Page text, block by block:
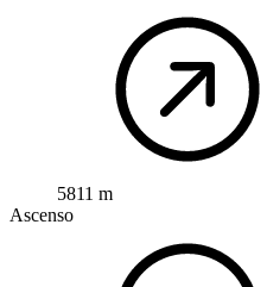
5811 m
Ascenso